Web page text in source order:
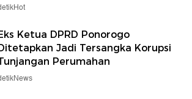
Ketua DPRD Ponorogo
Jadi Tersangka Korupsi
Perumahan